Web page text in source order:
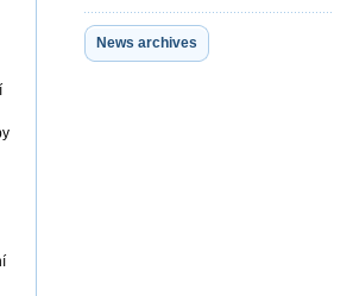
News archives